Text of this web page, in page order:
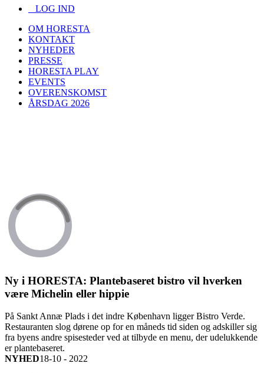
LOG IND
OM HORESTA
KONTAKT
NYHEDER
PRESSE
HORESTA PLAY
EVENTS
OVERENSKOMST
ÅRSDAG 2026
Ny i HORESTA: Plantebaseret bistro vil hverken
være Michelin eller hippie
På Sankt Annæ Plads i det indre København ligger Bistro Verde.
Restauranten slog dørene op for en måneds tid siden og adskiller sig
fra byens andre spisesteder ved at tilbyde en menu, der udelukkende
er plantebaseret.
NYHED18-10 - 2022